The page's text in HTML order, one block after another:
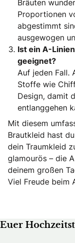
Bräuten
Proportionen
abgestimmt
ausgewogen
Ist ein A-
geeignet?
Auf jeden Fall.
Stoffe wie
Design, damit
entlanggehen
Mit diesem
Brautkleid hast
dein Traumkleid
glamourös – die
deinem großen
Viel Freude beim
Euer